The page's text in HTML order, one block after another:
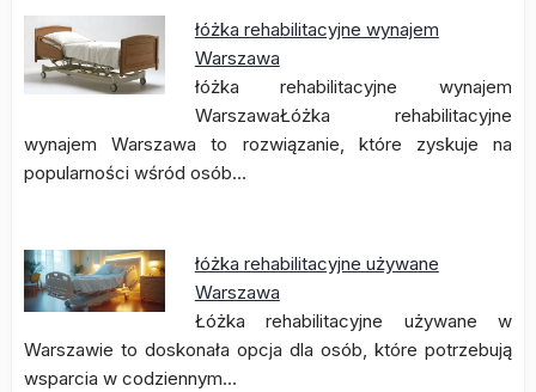
łóżka rehabilitacyjne wynajem
Warszawa
łóżka rehabilitacyjne wynajem
WarszawaŁóżka rehabilitacyjne
wynajem Warszawa to rozwiązanie, które zyskuje na
popularności wśród osób…
łóżka rehabilitacyjne używane
Warszawa
Łóżka rehabilitacyjne używane w
Warszawie to doskonała opcja dla osób, które potrzebują
wsparcia w codziennym…